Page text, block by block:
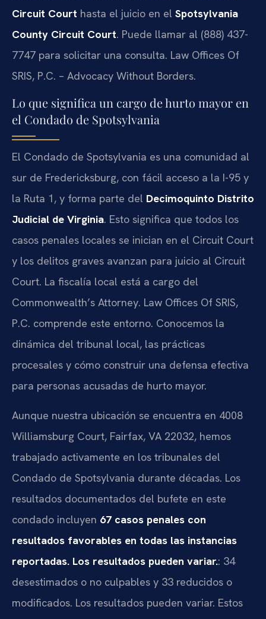
Circuit Court hasta el juicio en el Spotsylvania
County Circuit Court. Puede llamar al (888) 437-
7747 para solicitar una consulta. Law Offices Of
SRIS, P.C. – Advocacy Without Borders.
Lo que significa un cargo de hurto mayor en
el Condado de Spotsylvania
El Condado de Spotsylvania es una comunidad al
sur de Fredericksburg, con fácil acceso a la I-95 y
la Ruta 1, y forma parte del Decimoquinto Distrito
Judicial de Virginia. Esto significa que todos los
casos penales locales se inician en el Circuit Court
y los delitos graves avanzan para juicio al Circuit
Court. La fiscalía local está a cargo del
Commonwealth’s Attorney. Law Offices Of SRIS,
P.C. comprende este entorno. Conocemos la
dinámica del tribunal local, las prácticas
procesales y cómo construir una defensa efectiva
para personas acusadas de hurto mayor.
Aunque nuestra ubicación se encuentra en 4008
Williamsburg Court, Fairfax, VA 22032, hemos
trabajado activamente en los tribunales del
Condado de Spotsylvania durante décadas. Los
resultados documentados del bufete en este
condado incluyen 67 casos penales con
resultados favorables en todas las instancias
reportadas. Los resultados pueden variar.: 34
desestimados o no culpables y 33 reducidos o
modificados. Los resultados pueden variar. Estos